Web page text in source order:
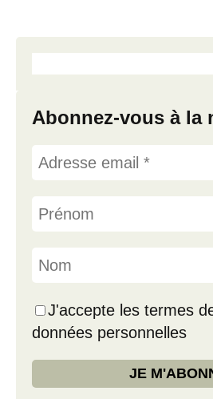
Abonnez-vous à la
J'accepte les termes
données personnelles